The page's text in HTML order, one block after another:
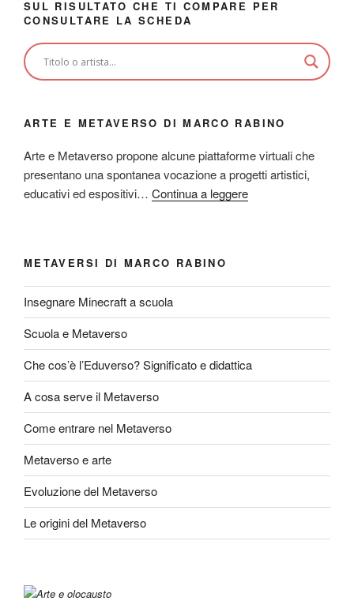
SUL RISULTATO CHE TI COMPARE PER
CONSULTARE LA SCHEDA
ARTE E METAVERSO DI MARCO RABINO
Arte e Metaverso propone alcune piattaforme virtuali che
presentano una spontanea vocazione a progetti artistici,
educativi ed espositivi… Continua a leggere
METAVERSI DI MARCO RABINO
Insegnare Minecraft a scuola
Scuola e Metaverso
Che cos’è l’Eduverso? Significato e didattica
A cosa serve il Metaverso
Come entrare nel Metaverso
Metaverso e arte
Evoluzione del Metaverso
Le origini del Metaverso